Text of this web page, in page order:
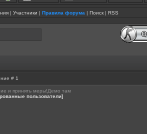
| Участники | Правила форума | Поиск | RSS
# 1
и принять меры!Демо там
пользователи]